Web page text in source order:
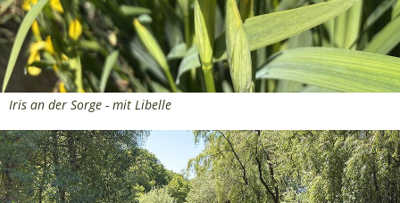
Iris an der Sorge - mit Libelle